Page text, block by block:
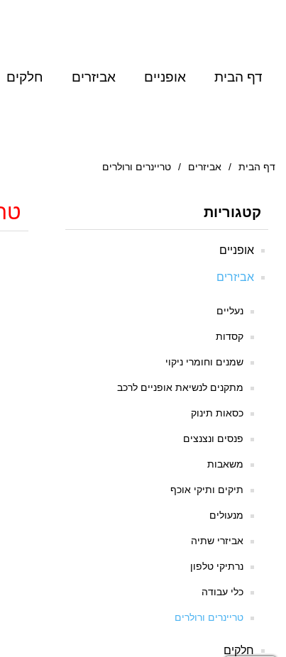
דף הבית אופניים אביזרים חלקים
דף הבית / אביזרים / טריינרים ורולרים
קטגוריות
אופניים
אביזרים
נעליים
קסדות
שמנים וחומרי ניקוי
מתקנים לנשיאת אופניים לרכב
כסאות תינוק
פנסים ונצנצים
משאבות
תיקים ותיקי אוכף
מנעולים
אביזרי שתיה
נרתיקי טלפון
כלי עבודה
טריינרים ורולרים
חלקים